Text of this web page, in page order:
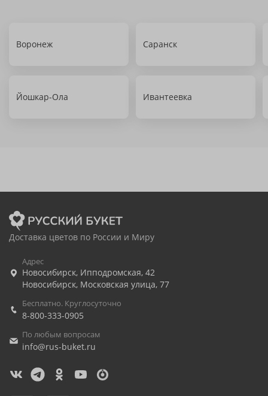
Воронеж Саранск
Йошкар-Ола Ивантеевка
Доставка цветов по России и Миру
Адрес
Новосибирск, Ипподромская, 42
Новосибирск, Московская улица, 77
Бесплатно. Круглосуточно
8-800-333-0905
По любым вопросам
info@rus-buket.ru